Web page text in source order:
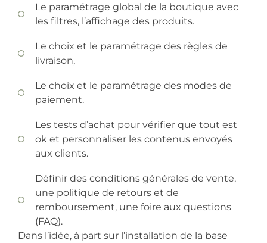
Le paramétrage global de la boutique avec
les filtres, l’affichage des produits.
Le choix et le paramétrage des règles de
livraison,
Le choix et le paramétrage des modes de
paiement.
Les tests d’achat pour vérifier que tout est
ok et personnaliser les contenus envoyés
aux clients.
Définir des conditions générales de vente,
une politique de retours et de
remboursement, une foire aux questions
(FAQ).
Dans l’idée, à part sur l’installation de la base